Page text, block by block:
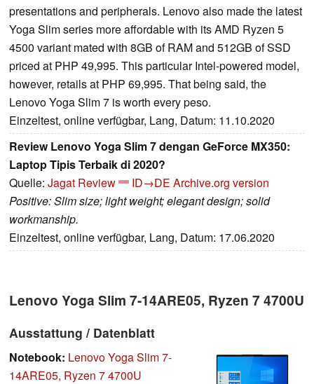
presentations and peripherals. Lenovo also made the latest
Yoga Slim series more affordable with its AMD Ryzen 5
4500 variant mated with 8GB of RAM and 512GB of SSD
priced at PHP 49,995. This particular Intel-powered model,
however, retails at PHP 69,995. That being said, the
Lenovo Yoga Slim 7 is worth every peso.
Einzeltest, online verfügbar, Lang, Datum: 11.10.2020
Review Lenovo Yoga Slim 7 dengan GeForce MX350:
Laptop Tipis Terbaik di 2020?
Quelle: Jagat Review ID→DE Archive.org version
Positive: Slim size; light weight; elegant design; solid
workmanship.
Einzeltest, online verfügbar, Lang, Datum: 17.06.2020
Lenovo Yoga Slim 7-14ARE05, Ryzen 7 4700U
Ausstattung / Datenblatt
Notebook: Lenovo Yoga Slim 7-
14ARE05, Ryzen 7 4700U